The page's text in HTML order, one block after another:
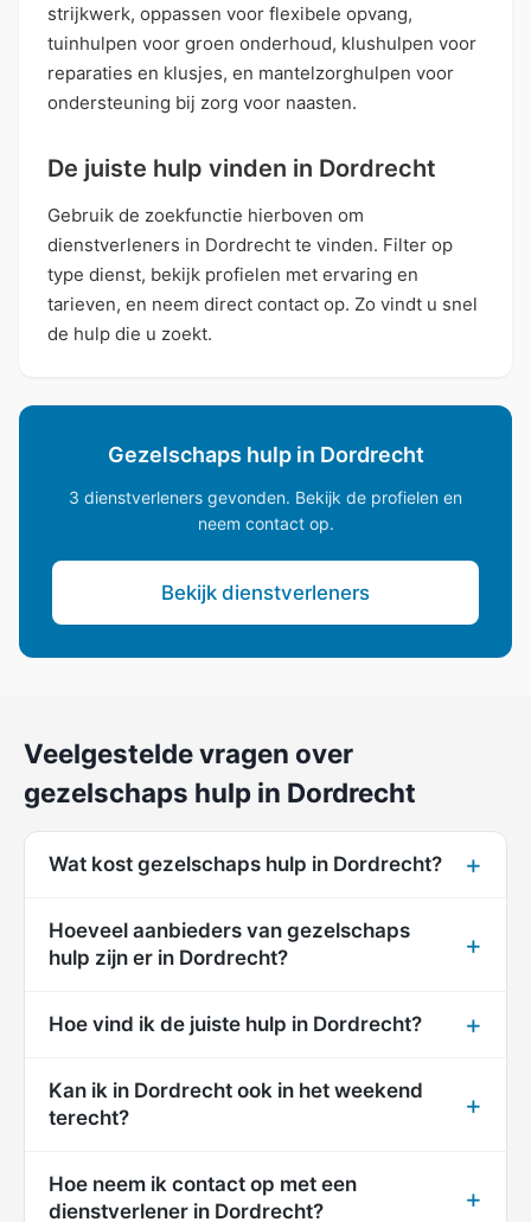
strijkwerk, oppassen voor flexibele opvang,
tuinhulpen voor groen onderhoud, klushulpen voor
reparaties en klusjes, en mantelzorghulpen voor
ondersteuning bij zorg voor naasten.
De juiste hulp vinden in Dordrecht
Gebruik de zoekfunctie hierboven om
dienstverleners in Dordrecht te vinden. Filter op
type dienst, bekijk profielen met ervaring en
tarieven, en neem direct contact op. Zo vindt u snel
de hulp die u zoekt.
Gezelschaps hulp in Dordrecht
3 dienstverleners gevonden. Bekijk de profielen en
neem contact op.
Bekijk dienstverleners
Veelgestelde vragen over
gezelschaps hulp in Dordrecht
Wat kost gezelschaps hulp in Dordrecht?
Hoeveel aanbieders van gezelschaps
hulp zijn er in Dordrecht?
Hoe vind ik de juiste hulp in Dordrecht?
Kan ik in Dordrecht ook in het weekend
terecht?
Hoe neem ik contact op met een
dienstverlener in Dordrecht?